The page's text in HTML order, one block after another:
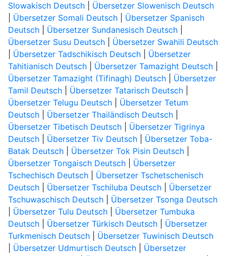
Slowakisch Deutsch| Übersetzer Slowenisch Deutsch
Übersetzer Somali Deutsch| Übersetzer Spanisch
Deutsch| Übersetzer Sundanesisch Deutsch|
Übersetzer Susu Deutsch| Übersetzer Swahili Deutsch
Übersetzer Tadschikisch Deutsch| Übersetzer
Tahitianisch Deutsch| Übersetzer Tamazight Deutsch|
Übersetzer Tamazight (Tifinagh) Deutsch| Übersetzer
Tamil Deutsch| Übersetzer Tatarisch Deutsch|
Übersetzer Telugu Deutsch| Übersetzer Tetum
Deutsch| Übersetzer Thailändisch Deutsch|
Übersetzer Tibetisch Deutsch| Übersetzer Tigrinya
Deutsch| Übersetzer Tiv Deutsch| Übersetzer Toba-
Batak Deutsch| Übersetzer Tok Pisin Deutsch|
Übersetzer Tongaisch Deutsch| Übersetzer
Tschechisch Deutsch| Übersetzer Tschetschenisch
Deutsch| Übersetzer Tschiluba Deutsch| Übersetzer
Tschuwaschisch Deutsch| Übersetzer Tsonga Deutsch
Übersetzer Tulu Deutsch| Übersetzer Tumbuka
Deutsch| Übersetzer Türkisch Deutsch| Übersetzer
Turkmenisch Deutsch| Übersetzer Tuwinisch Deutsch
Übersetzer Udmurtisch Deutsch| Übersetzer